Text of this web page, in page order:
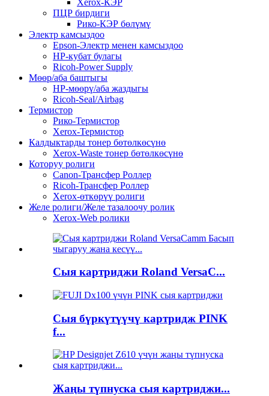
ПЦР бирдиги
Рико-КЭР бөлүмү
Электр камсыздоо
Epson-Электр менен камсыздоо
HP-кубат булагы
Ricoh-Power Supply
Мөөр/аба баштыгы
HP-мөөрү/аба жаздыгы
Ricoh-Seal/Airbag
Термистор
Рико-Термистор
Xerox-Термистор
Калдыктарды тонер бөтөлкөсүнө
Xerox-Waste тонер бөтөлкөсүнө
Которуу ролиги
Canon-Трансфер Роллер
Ricoh-Трансфер Роллер
Xerox-өткөрүү ролиги
Желе ролиги/Желе тазалоочу ролик
Xerox-Web ролики
Сыя картриджи Roland VersaC...
Сыя бүркүтүүчү картридж PINK
f...
Жаңы түпнуска сыя картриджи...